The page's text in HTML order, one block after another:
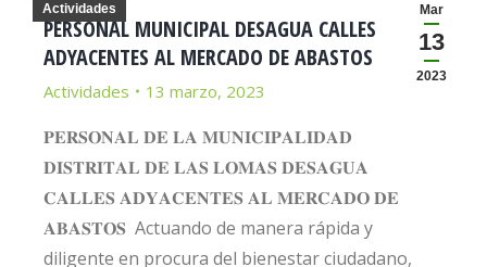
Mar
13
2023
Actividades
PERSONAL MUNICIPAL DESAGUA CALLES
ADYACENTES AL MERCADO DE ABASTOS
Actividades 13 marzo, 2023
𝐏𝐄𝐑𝐒𝐎𝐍𝐀𝐋 𝐃𝐄 𝐋𝐀 𝐌𝐔𝐍𝐈𝐂𝐈𝐏𝐀𝐋𝐈𝐃𝐀𝐃
𝐃𝐈𝐒𝐓𝐑𝐈𝐓𝐀𝐋 𝐃𝐄 𝐋𝐀𝐒 𝐋𝐎𝐌𝐀𝐒 𝐃𝐄𝐒𝐀𝐆𝐔𝐀
𝐂𝐀𝐋𝐋𝐄𝐒 𝐀𝐃𝐘𝐀𝐂𝐄𝐍𝐓𝐄𝐒 𝐀𝐋 𝐌𝐄𝐑𝐂𝐀𝐃𝐎 𝐃𝐄
𝐀𝐁𝐀𝐒𝐓𝐎𝐒 Actuando de manera rápida y
diligente en procura del bienestar ciudadano,